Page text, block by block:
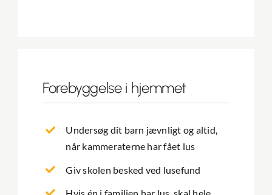
Forebyggelse i hjemmet
Undersøg dit barn jævnligt og altid,
når kammeraterne har fået lus
Giv skolen besked ved lusefund